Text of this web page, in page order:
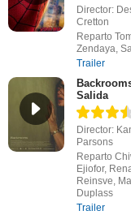
Director:
Cretton
Reparto
Zendaya,
Trailer
Salida
Director:
Parsons
Reparto
Ejiofor,
Reinsve,
Duplass
Trailer